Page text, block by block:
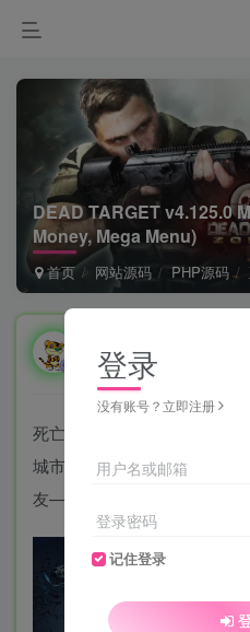
DEAD TARGET v4.125.0
Money, Mega Menu)
首页 网站源码 PHP源码
酒醒只在花前坐，酒醉还来
死亡目标Mod APK将玩家作
城市。凭借技能和巧妙的躲
友——特工M，收集秘密信息
登录
没有账号？立即注册
用户名或邮箱
登录密码
记住登录